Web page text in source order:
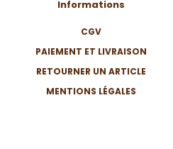
Informations
CGV
PAIEMENT ET LIVRAISON
RETOURNER UN ARTICLE
MENTIONS LÉGALES